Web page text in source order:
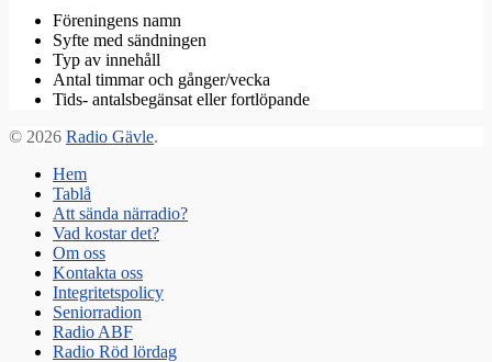
Föreningens namn
Syfte med sändningen
Typ av innehåll
Antal timmar och gånger/vecka
Tids- antalsbegänsat eller fortlöpande
© 2026 Radio Gävle.
Hem
Tablå
Att sända närradio?
Vad kostar det?
Om oss
Kontakta oss
Integritetspolicy
Seniorradion
Radio ABF
Radio Röd lördag